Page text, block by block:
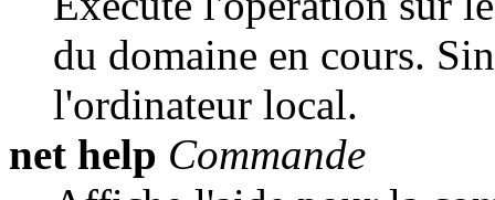
du domaine en cours.
l'ordinateur local.
net help Commande